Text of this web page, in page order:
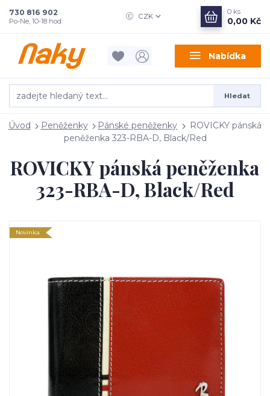
Nabídka
CZK
Hledat
730 816 902
Po-Ne, 10-18 hod.
0 ks
0,00 Kč
Úvod Peněženky Pánské peněženky
ROVICKY pánská
peněženka 323-RBA-D, Black/Red
ROVICKY pánská peněženka
323-RBA-D, Black/Red
Novinka